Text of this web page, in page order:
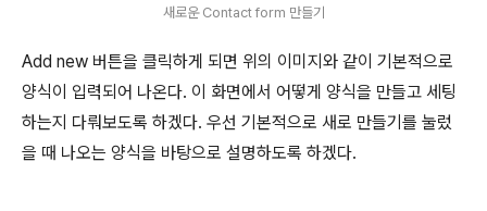
새로운 Contact form 만들기
Add new 버튼을 클릭하게 되면 위의 이미지와 같이 기본적으로
양식이 입력되어 나온다. 이 화면에서 어떻게 양식을 만들고 세팅
하는지 다뤄보도록 하겠다. 우선 기본적으로 새로 만들기를 눌렀
을 때 나오는 양식을 바탕으로 설명하도록 하겠다.